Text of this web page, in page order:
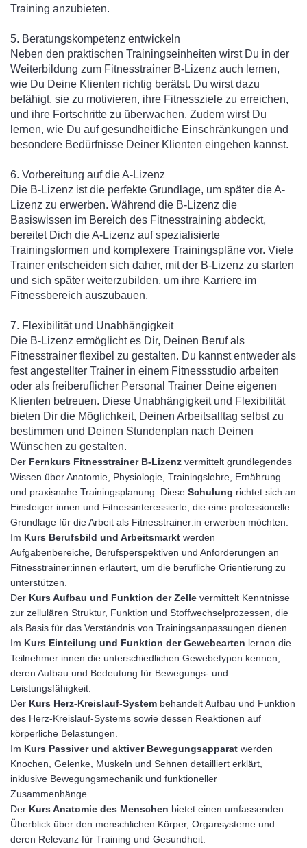
Training anzubieten.
5. Beratungskompetenz entwickeln
Neben den praktischen Trainingseinheiten wirst Du in der
Weiterbildung zum Fitnesstrainer B-Lizenz auch lernen,
wie Du Deine Klienten richtig berätst. Du wirst dazu
befähigt, sie zu motivieren, ihre Fitnessziele zu erreichen,
und ihre Fortschritte zu überwachen. Zudem wirst Du
lernen, wie Du auf gesundheitliche Einschränkungen und
besondere Bedürfnisse Deiner Klienten eingehen kannst.
6. Vorbereitung auf die A-Lizenz
Die B-Lizenz ist die perfekte Grundlage, um später die A-
Lizenz zu erwerben. Während die B-Lizenz die
Basiswissen im Bereich des Fitnesstraining abdeckt,
bereitet Dich die A-Lizenz auf spezialisierte
Trainingsformen und komplexere Trainingspläne vor. Viele
Trainer entscheiden sich daher, mit der B-Lizenz zu starten
und sich später weiterzubilden, um ihre Karriere im
Fitnessbereich auszubauen.
7. Flexibilität und Unabhängigkeit
Die B-Lizenz ermöglicht es Dir, Deinen Beruf als
Fitnesstrainer flexibel zu gestalten. Du kannst entweder als
fest angestellter Trainer in einem Fitnessstudio arbeiten
oder als freiberuflicher Personal Trainer Deine eigenen
Klienten betreuen. Diese Unabhängigkeit und Flexibilität
bieten Dir die Möglichkeit, Deinen Arbeitsalltag selbst zu
bestimmen und Deinen Stundenplan nach Deinen
Wünschen zu gestalten.
Der Fernkurs Fitnesstrainer B-Lizenz vermittelt grundlegendes
Wissen über Anatomie, Physiologie, Trainingslehre, Ernährung
und praxisnahe Trainingsplanung. Diese Schulung richtet sich an
Einsteiger:innen und Fitnessinteressierte, die eine professionelle
Grundlage für die Arbeit als Fitnesstrainer:in erwerben möchten.
Im Kurs Berufsbild und Arbeitsmarkt werden
Aufgabenbereiche, Berufsperspektiven und Anforderungen an
Fitnesstrainer:innen erläutert, um die berufliche Orientierung zu
unterstützen.
Der Kurs Aufbau und Funktion der Zelle vermittelt Kenntnisse
zur zellulären Struktur, Funktion und Stoffwechselprozessen, die
als Basis für das Verständnis von Trainingsanpassungen dienen.
Im Kurs Einteilung und Funktion der Gewebearten lernen die
Teilnehmer:innen die unterschiedlichen Gewebetypen kennen,
deren Aufbau und Bedeutung für Bewegungs- und
Leistungsfähigkeit.
Der Kurs Herz-Kreislauf-System behandelt Aufbau und Funktion
des Herz-Kreislauf-Systems sowie dessen Reaktionen auf
körperliche Belastungen.
Im Kurs Passiver und aktiver Bewegungsapparat werden
Knochen, Gelenke, Muskeln und Sehnen detailliert erklärt,
inklusive Bewegungsmechanik und funktioneller
Zusammenhänge.
Der Kurs Anatomie des Menschen bietet einen umfassenden
Überblick über den menschlichen Körper, Organsysteme und
deren Relevanz für Training und Gesundheit.